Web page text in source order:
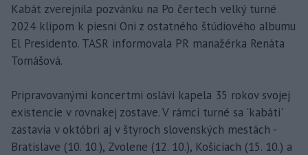
Kabát zverejnila pozvánku na Po čertech velký turné
2024 klipom k piesni Oni z ostatného štúdiového albumu
El Presidento. TASR informovala PR manažérka Renáta
Tomášová.
Pripravovanými koncertmi oslávi kapela 35 rokov svojej
existencie v rovnakej zostave. V rámci turné sa 'kabáti'
zastavia v októbri aj v štyroch slovenských mestách -
Bratislave (10. 10.), Zvolene (12. 10.), Košiciach (15. 10.) a